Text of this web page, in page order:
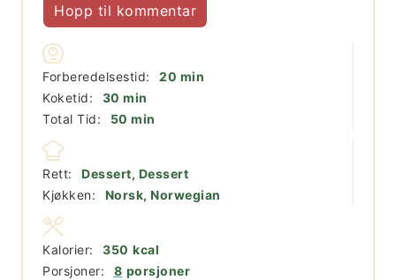
Hopp til kommentar
Forberedelsestid: 20 minutter
min
Koketid:
30 minutter
min
Total Tid:
50 minutter
min
Rett:
Dessert, Dessert
Kjøkken:
Norsk, Norwegian
Porsjoner: 8 porsjoner
Kalorier: 350 kcal